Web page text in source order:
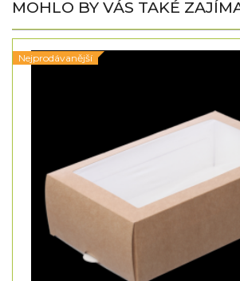
MOHLO BY VÁS TAKÉ
Nejprodávanější